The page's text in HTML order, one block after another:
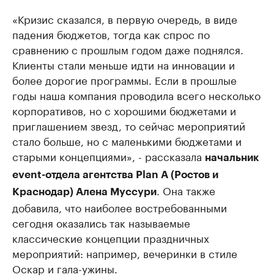
«Кризис сказался, в первую очередь, в виде
падения бюджетов, тогда как спрос по
сравнению с прошлым годом даже поднялся.
Клиенты стали меньше идти на инновации и
более дорогие программы. Если в прошлые
годы наша компания проводила всего несколько
корпоративов, но с хорошими бюджетами и
приглашением звезд, то сейчас мероприятий
стало больше, но с маленькими бюджетами и
старыми концепциями», - рассказала начальник
event-отдела агентства Plan A (Ростов и
Краснодар) Алена Муссури. Она также
добавила, что наиболее востребованными
сегодня оказались так называемые
классические концепции праздничных
мероприятий: например, вечеринки в стиле
Оскар и гала-ужины.